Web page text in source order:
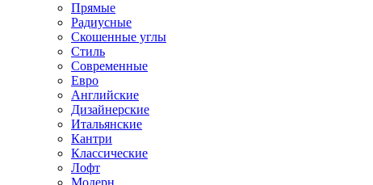
Прямые
Радиусные
Скошенные углы
Стиль
Современные
Евро
Английские
Дизайнерские
Итальянские
Кантри
Классические
Лофт
Модерн